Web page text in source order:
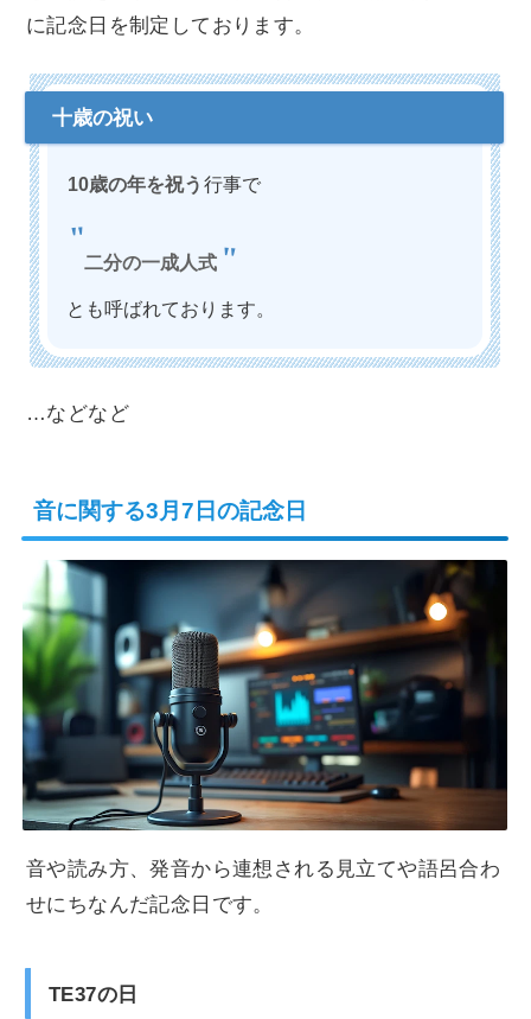
に記念日を制定しております。
10歳の年を祝う 行事で
二分の一成人式
とも呼ばれております。
…などなど
音に関する3月7日の記念日
音や読み方、発音から連想される見立てや語呂合わ
せにちなんだ記念日です。
TE37の日